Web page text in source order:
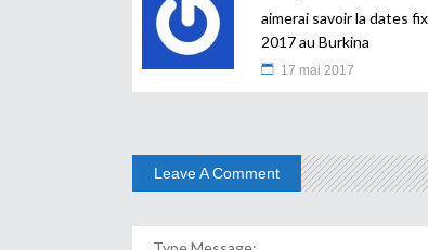
aimerai savoir la dates
2017 au Burkina
17 mai 2017
Leave A Comment